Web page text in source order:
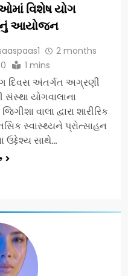
વિશેષ યોગ
આયોજન
2 months
0 1 mins
દિવસ અંતર્ગત અગ્રણી
સંસ્થા યોગવાલાના
વાલા દ્વારા શારીરિક
સ્વાસ્થ્યને પ્રોત્સાહન
ઉદ્દેશ્ય સાથે…